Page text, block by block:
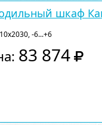
шкаф
-6...+6
83 874